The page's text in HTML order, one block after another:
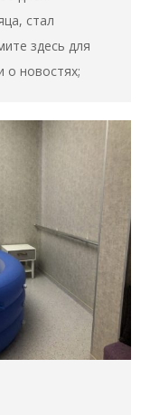
стал
здесь для
о новостях;